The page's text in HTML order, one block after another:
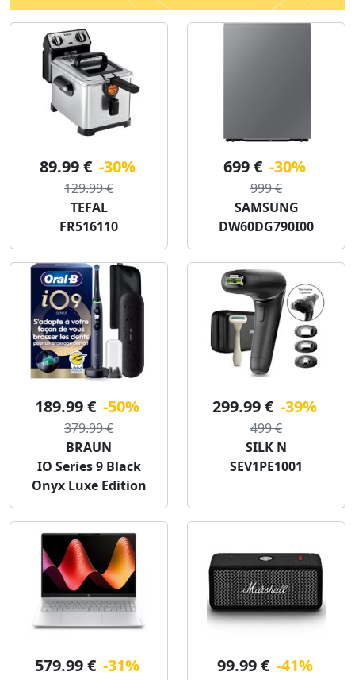
89.99 € -30%
129.99 €
TEFAL
FR516110
699 € -30%
999 €
SAMSUNG
DW60DG790I00
189.99 € -50%
379.99 €
BRAUN
IO Series 9 Black
Onyx Luxe Edition
299.99 € -39%
499 €
SILK N
SEV1PE1001
579.99 € -31% 99.99 € -41%